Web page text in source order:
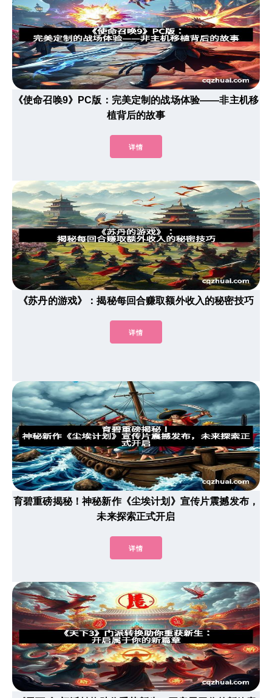
《使命召唤9》PC版：完美定制的战场体验——非主机移
植背后的故事
详情
《苏丹的游戏》：揭秘每回合赚取额外收入的秘密技巧
详情
育碧重磅揭秘！神秘新作《尘埃计划》宣传片震撼发布，
未来探索正式开启
详情